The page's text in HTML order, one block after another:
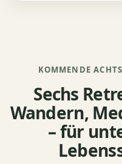
KOMMENDE
Sechs
Wandern,
– für